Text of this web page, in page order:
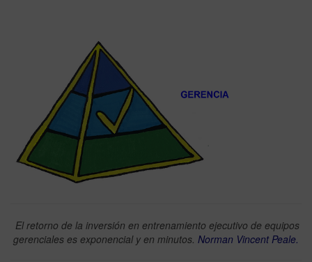
El retorno de la inversión en entrenamiento ejecutivo de equipos
gerenciales es exponencial y en minutos. Norman Vincent Peale.